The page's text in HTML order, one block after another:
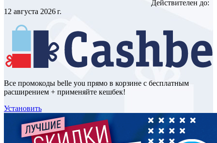
Действителен до:
12 августа 2026 г.
Все промокоды belle you прямо в корзине с бесплатным
расширением + применяйте кешбек!
Установить